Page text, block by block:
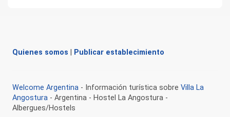
Quienes somos Publicar establecimiento
Welcome Argentina - Información turística sobre Villa La
Angostura - Argentina - Hostel La Angostura -
Albergues/Hostels